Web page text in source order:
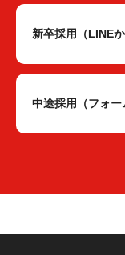
新卒採用（LINEか
中途採用（フォー